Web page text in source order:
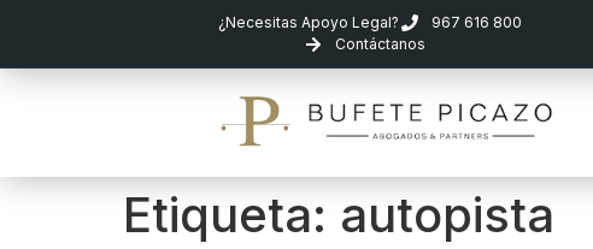
¿Necesitas Apoyo Legal?
967 616 800
Contáctanos
Etiqueta: autopista